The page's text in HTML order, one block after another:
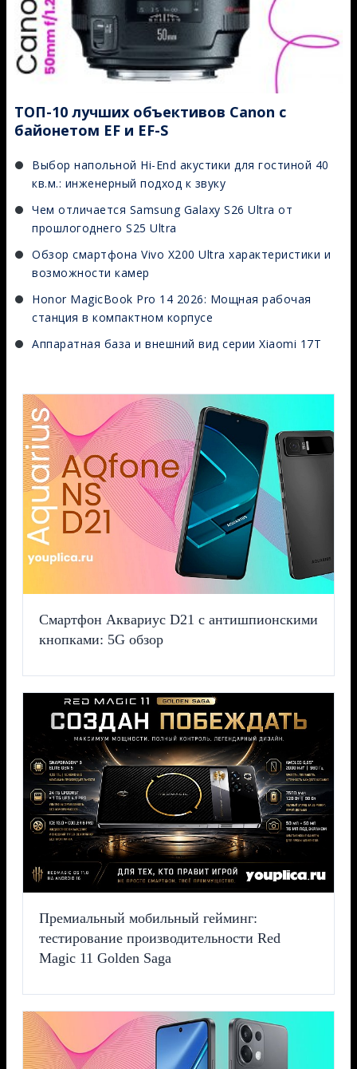
ТОП-10 лучших объективов Canon с
байонетом EF и EF-S
Выбор напольной Hi-End акустики для гостиной 40
кв.м.: инженерный подход к звуку
Чем отличается Samsung Galaxy S26 Ultra от
прошлогоднего S25 Ultra
Обзор смартфона Vivo X200 Ultra характеристики и
возможности камер
Honor MagicBook Pro 14 2026: Мощная рабочая
станция в компактном корпусе
Аппаратная база и внешний вид серии Xiaomi 17T
Смартфон Аквариус D21 с антишпионскими
кнопками: 5G обзор
Премиальный мобильный гейминг:
тестирование производительности Red
Magic 11 Golden Saga